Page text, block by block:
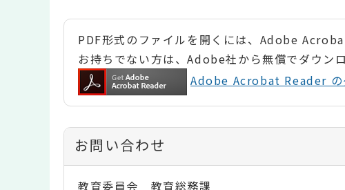
PDF形式のファイルを開くには、Adobe
お持ちでない方は、Adobe社から無償でダウンロ
Adobe Acrobat Reader の
お問い合わせ
教育委員会 教育総務課